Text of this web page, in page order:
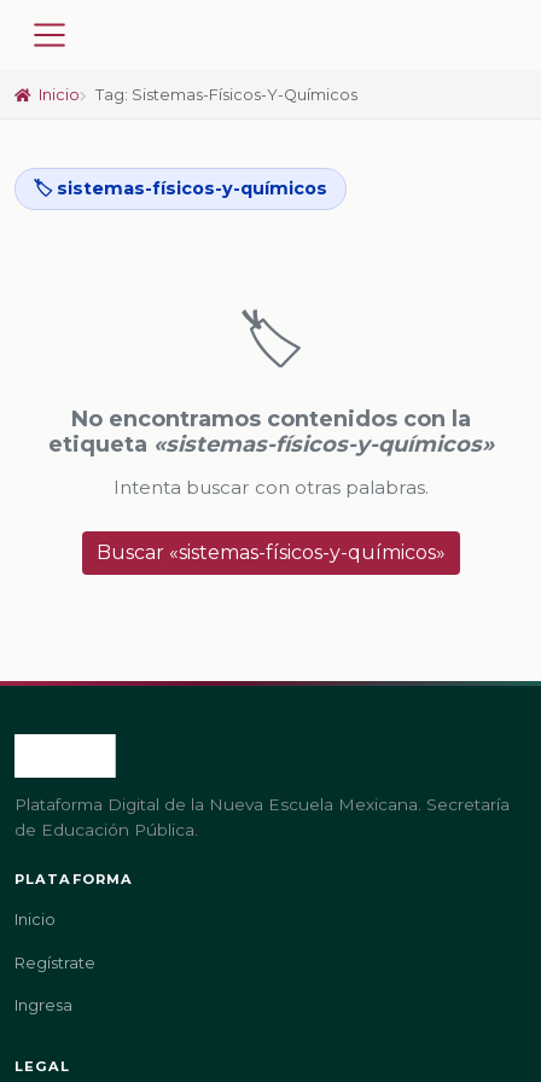
Inicio Tag: Sistemas-Físicos-Y-Químicos
🏷️ sistemas-físicos-y-químicos
🏷️
No encontramos contenidos con la
etiqueta «sistemas-físicos-y-químicos»
Intenta buscar con otras palabras.
Buscar «sistemas-físicos-y-químicos»
Plataforma Digital de la Nueva Escuela Mexicana. Secretaría
de Educación Pública.
PLATAFORMA
Inicio
Regístrate
Ingresa
LEGAL